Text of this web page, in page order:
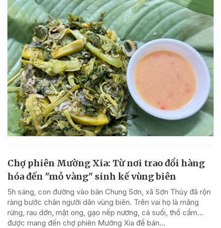
Chợ phiên Mường Xia: Từ nơi trao đổi hàng
hóa đến "mỏ vàng" sinh kế vùng biên
5h sáng, con đường vào bản Chung Sơn, xã Sơn Thủy đã rộn
ràng bước chân người dân vùng biên. Trên vai họ là măng
rừng, rau dớn, mật ong, gạo nếp nương, cá suối, thổ cẩm…
được mang đến chợ phiên Mường Xia để bán...